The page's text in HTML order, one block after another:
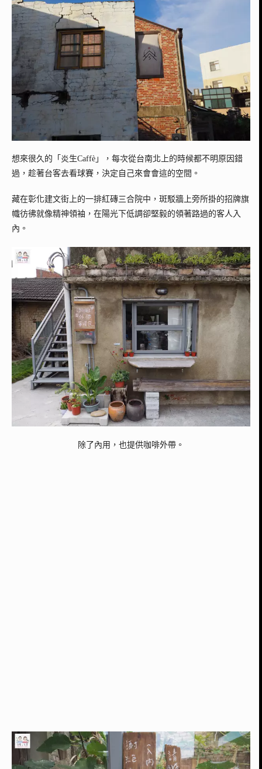
想來很久的「炎生Caffè」
，每次從台南北上的時候都不明原因錯
過，趁著台客去看球賽，決定自己來會會這的空間。
藏在彰化建文街上的一排紅磚三合院中，斑駁牆上旁所掛的招牌旗
幟彷彿就像精神領袖，在陽光下低調卻堅毅的領著路過的客人入
內。
除了內用，也提供咖啡外帶。